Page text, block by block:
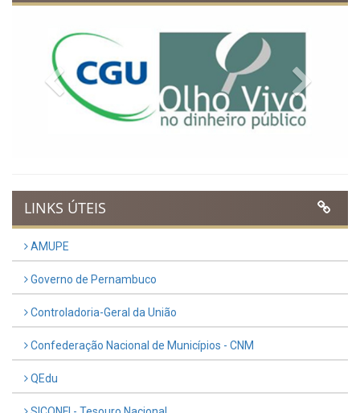
Previous
LINKS ÚTEIS
AMUPE
Governo de Pernambuco
Controladoria-Geral da União
Confederação Nacional de Municípios - CNM
QEdu